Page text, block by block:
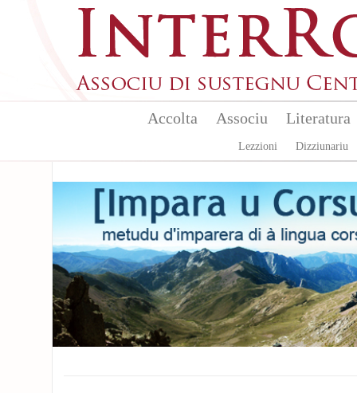
Accolta Associu Literatura
Lezzioni Dizziunariu